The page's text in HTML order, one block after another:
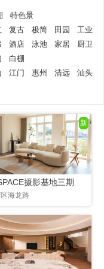
特色景
复古 极简 田园
工业
酒店 泳池 家居
厨卫
白棚
江门 惠州 清远
汕头
新
摄影基地三期
海龙路